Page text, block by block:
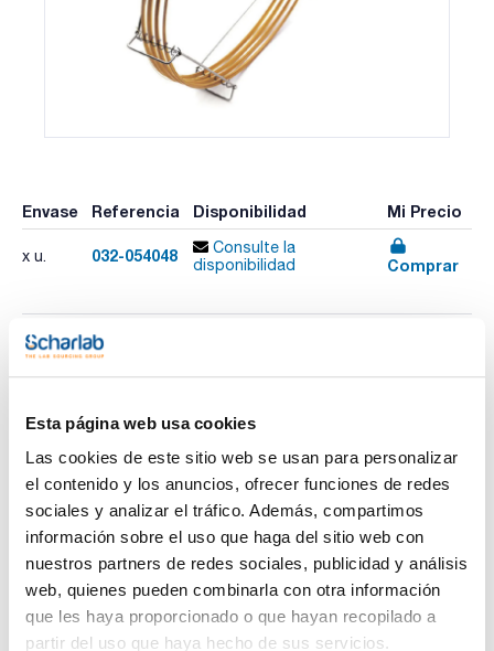
Esta página web usa cookies
Las cookies de este sitio web se usan para personalizar
el contenido y los anuncios, ofrecer funciones de redes
sociales y analizar el tráfico. Además, compartimos
información sobre el uso que haga del sitio web con
nuestros partners de redes sociales, publicidad y análisis
web, quienes pueden combinarla con otra información
que les haya proporcionado o que hayan recopilado a
partir del uso que haya hecho de sus servicios.
Envase Referencia Disponibilidad Mi Precio
x u. 032-054048
Consulte la
disponibilidad
Comprar
Fase : BP1
Espesor film (µm) : 0,25
Longitud (m) : 50
Límite temperatura (ºC) : -60 a 340/360
Pack (u.) : 1
Fase: 100% Dimetil Polisiloxano.
- Tecnología clásica de Dimetil Polisiloxano con un
entrecruzamiento de alta temperatura
- Columna excelente de uso general
- Bajo sangrado
- No-polar
Ver más
Documentación técnica
TDS / Ficha técnica
COA